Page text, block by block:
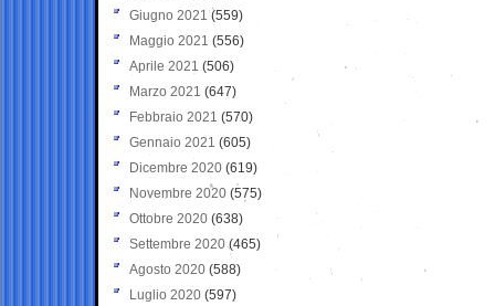
Giugno 2021(559)
Maggio 2021 (556)
Aprile 2021 (506)
Marzo 2021 (647)
Febbraio 2021 (570)
Gennaio 2021 (605)
Dicembre 2020 (619)
Novembre 2020 (575)
Ottobre 2020 (638)
Settembre 2020(465)
Agosto 2020 (588)
Luglio 2020 (597)